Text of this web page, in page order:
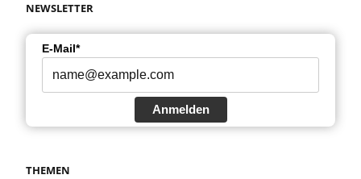
NEWSLETTER
E-Mail*
Anmelden
THEMEN